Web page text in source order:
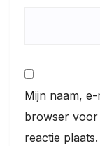
Mijn naam,
browser voor
reactie plaats.